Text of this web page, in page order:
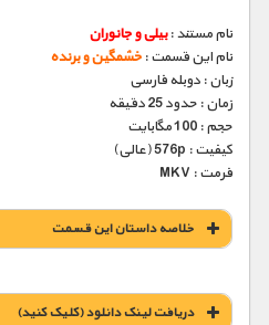
نام مستند :بیلی و جانوران
نام این قسمت : خشمگین و برنده
زبان : دوبله فارسی
زمان : حدود 25 دقیقه
حجم : 100 مگابایت
کیفیت : 576p (عالی)
فرمت : MKV
خلاصه داستان این قسمت
دریافت لينک دانلود (کليک کنيد)